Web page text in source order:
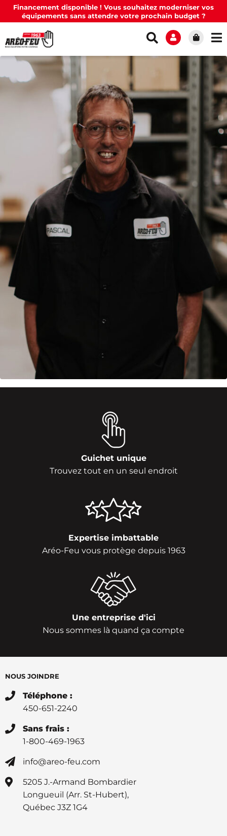
Financement disponible ! Vous souhaitez moderniser vos
équipements sans attendre votre prochain budget ?
Guichet unique
Trouvez tout en un seul endroit
Expertise imbattable
Aréo-Feu vous protège depuis 1963
Une entreprise d'ici
Nous sommes là quand ça compte
NOUS JOINDRE
Téléphone :
450-651-2240
Sans frais :
1-800-469-1963
info@areo-feu.com
5205 J.-Armand Bombardier
Longueuil (Arr. St-Hubert),
Québec J3Z 1G4